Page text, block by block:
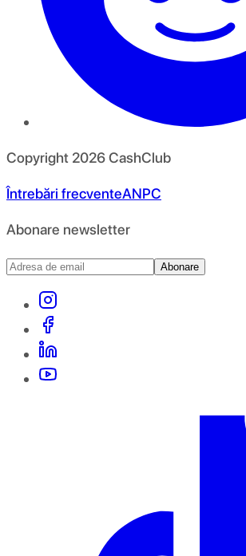
Copyright 2026CashClub
Întrebări frecventeANPC
Abonare newsletter
Abonare